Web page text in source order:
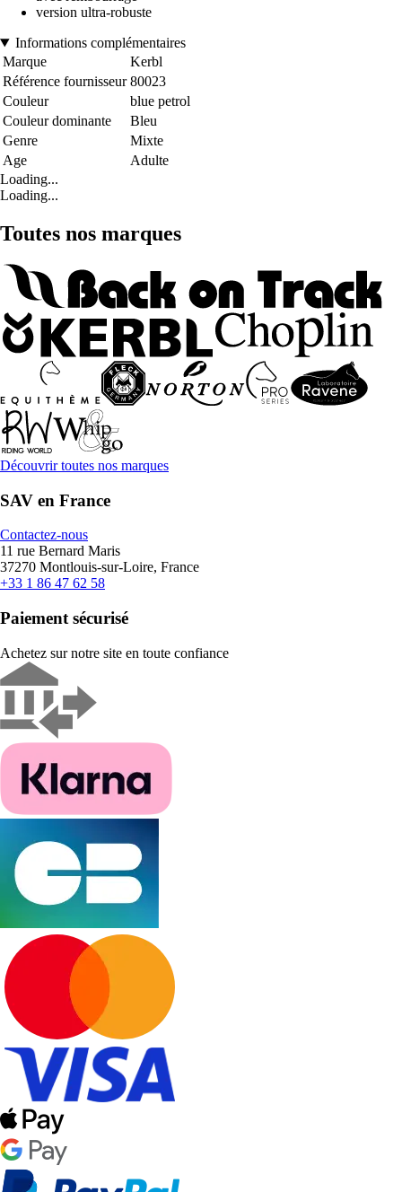
version ultra-robuste
Informations complémentaires
Marque
Kerbl
Référence fournisseur 80023
Couleur
blue petrol
Couleur dominante
Bleu
Genre
Mixte
Age
Adulte
Loading...
Loading...
Toutes nos marques
Découvrir toutes nos marques
SAV en France
Contactez-nous
11 rue Bernard Maris
37270 Montlouis-sur-Loire, France
+33 1 86 47 62 58
Paiement sécurisé
Achetez sur notre site en toute confiance